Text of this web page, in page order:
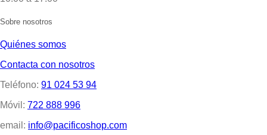
Sobre nosotros
Quiénes somos
Contacta con nosotros
Teléfono: 91 024 53 94
Móvil: 722 888 996
email: info@pacificoshop.com